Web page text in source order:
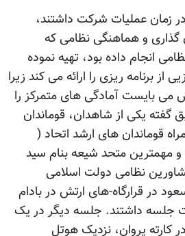
زمان عملیات شرکت داشتند،
گذاری و هماهنگی نظامی که
انجام داده بود، تهیه نموده
از برنامه ریزی را ارائه می کند زیرا
می بایست آمادگی های متمرکز را
یکی از شاهدان، قوماندان
قوماندان های ارشد اتحاد (
مهمترین متحد شیعه بنام سید
نظامی دولت اسلامی
در قرارگاه-های ارتش در بادام
جلسه داشتند. جلسه دیگر در یک
کارته پروان، نزدیک هوتل